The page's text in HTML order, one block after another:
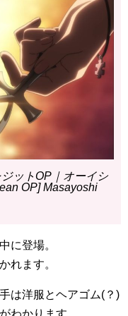
ットOP｜オーイシ
OP] Masayoshi
に登場。
れます。
は洋服とヘアゴム(？)
わかります。